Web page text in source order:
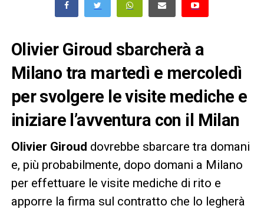
Olivier Giroud sbarcherà a
Milano tra martedì e mercoledì
per svolgere le visite mediche e
iniziare l’avventura con il Milan
Olivier Giroud dovrebbe sbarcare tra domani
e, più probabilmente, dopo domani a Milano
per effettuare le visite mediche di rito e
apporre la firma sul contratto che lo legherà